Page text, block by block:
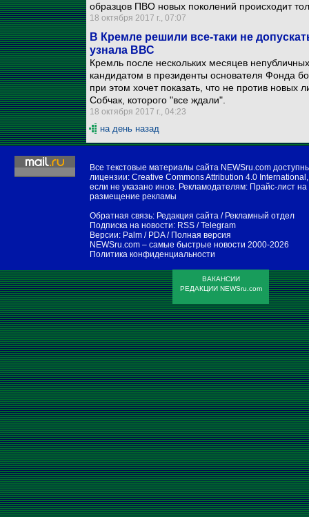
образцов ПВО новых поколений происходит
18 октября 2017 г., 07:07
В Кремле решили все-таки не
узнала ВВС
Кремль после нескольких месяцев
кандидатом в президенты основателя Фонда
при этом хочет показать, что не против
Собчак, которого "все ждали".
18 октября 2017 г., 04:23
на день назад
Все текстовые материалы сайта NEWSru.com
лицензии: Creative Commons Attribution 4.0 International ,
если не указано иное. Рекламодателям: Прайс-лист на
размещение рекламы
Обратная связь: Редакция сайта / Рекламный отдел
Подписка на новости: RSS /Telegram
Версии: Palm / PDA/ Полная версия
NEWSru.com – самые быстрые новости 2000-2026
Политика конфиденциальности
ВАКАНСИИ
РЕДАКЦИИ NEWSru.com